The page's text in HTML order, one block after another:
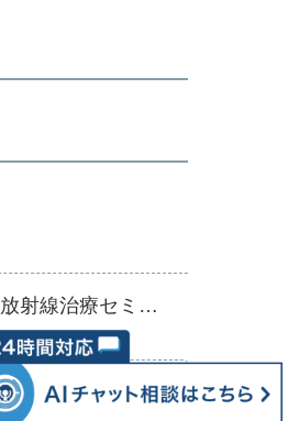
【リリース】真岡市初開催！死亡者数1位の「肺がん」に関する放射線治療セミナー＆ウェブセミナー